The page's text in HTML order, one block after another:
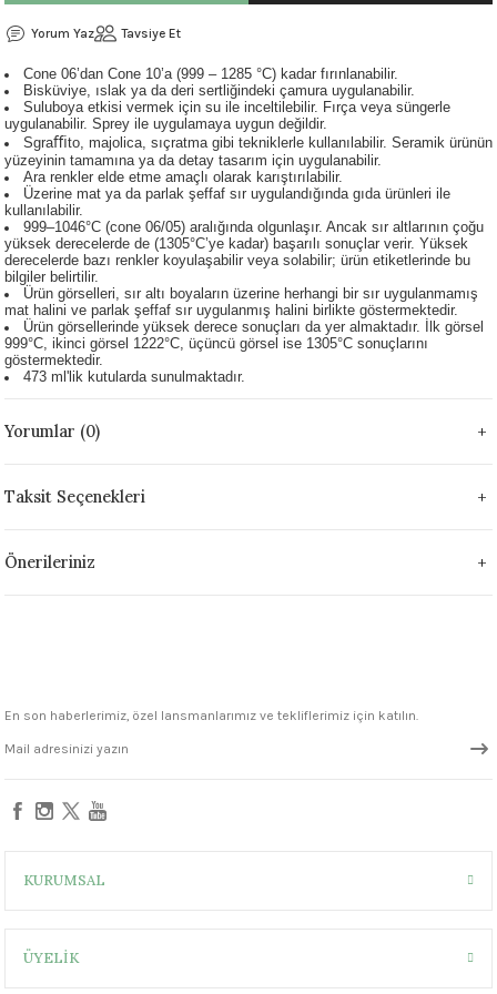
°C
°C
- 1222 °C
- 1046 °C
°C
1046 °C
- 1046 °C
999 - 1222 °C
Yorum Yaz Tavsiye Et
Cone 06’dan Cone 10’a (999 – 1285 °C) kadar fırınlanabilir.
Bisküviye, ıslak ya da deri sertliğindeki çamura uygulanabilir.
Suluboya etkisi vermek için su ile inceltilebilir. Fırça veya süngerle
uygulanabilir. Sprey ile uygulamaya uygun değildir.
Sgraﬃto, majolica, sıçratma gibi tekniklerle kullanılabilir. Seramik ürünün
yüzeyinin tamamına ya da detay tasarım için uygulanabilir.
Ara renkler elde etme amaçlı olarak karıştırılabilir.
Üzerine mat ya da parlak şeffaf sır uygulandığında gıda ürünleri ile
kullanılabilir.
999–1046°C (cone 06/05) aralığında olgunlaşır. Ancak sır altlarının çoğu
yüksek derecelerde de (1305°C’ye kadar) başarılı sonuçlar verir. Yüksek
derecelerde bazı renkler koyulaşabilir veya solabilir; ürün etiketlerinde bu
bilgiler belirtilir.
Ürün görselleri, sır altı boyaların üzerine herhangi bir sır uygulanmamış
mat halini ve parlak şeffaf sır uygulanmış halini birlikte göstermektedir.
Ürün görsellerinde yüksek derece sonuçları da yer almaktadır. İlk görsel
999°C, ikinci görsel 1222°C, üçüncü görsel ise 1305°C sonuçlarını
göstermektedir.
473 ml'lik kutularda sunulmaktadır.
Yorumlar (0)
Taksit Seçenekleri
Önerileriniz
En son haberlerimiz, özel lansmanlarımız ve tekliflerimiz için katılın.
KURUMSAL
ÜYELİK